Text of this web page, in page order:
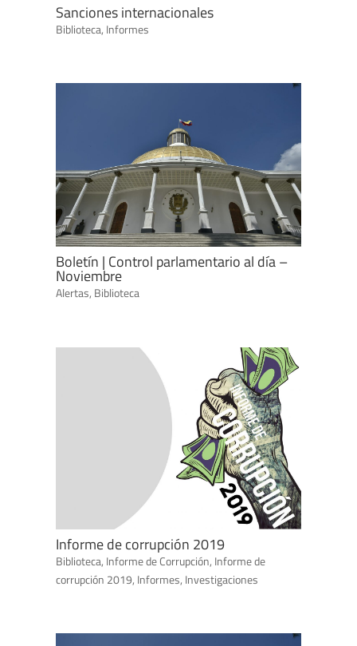
Sanciones internacionales
Biblioteca, Informes
Boletín | Control parlamentario al día –
Noviembre
Alertas, Biblioteca
Informe de corrupción 2019
Biblioteca, Informe de Corrupción, Informe de
corrupción 2019, Informes, Investigaciones